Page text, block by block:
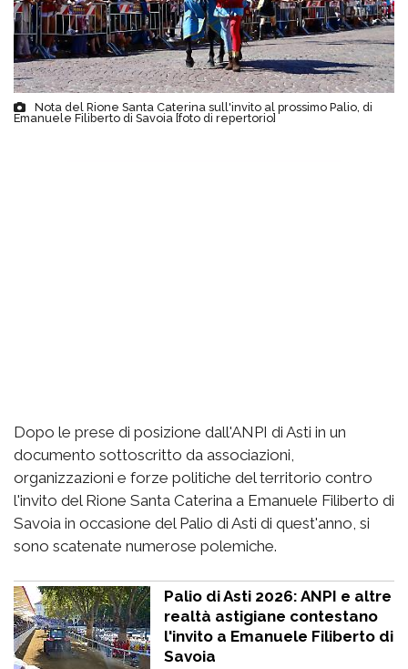
Nota del Rione Santa Caterina sull'invito al prossimo Palio, di
Emanuele Filiberto di Savoia [foto di repertorio]
Dopo le prese di posizione dall'ANPI di Asti in un
documento sottoscritto da associazioni,
organizzazioni e forze politiche del territorio contro
l'invito del Rione Santa Caterina a Emanuele Filiberto di
Savoia in occasione del Palio di Asti di quest'anno, si
sono scatenate numerose polemiche.
Palio di Asti 2026: ANPI e altre
realtà astigiane contestano
l'invito a Emanuele Filiberto di
Savoia